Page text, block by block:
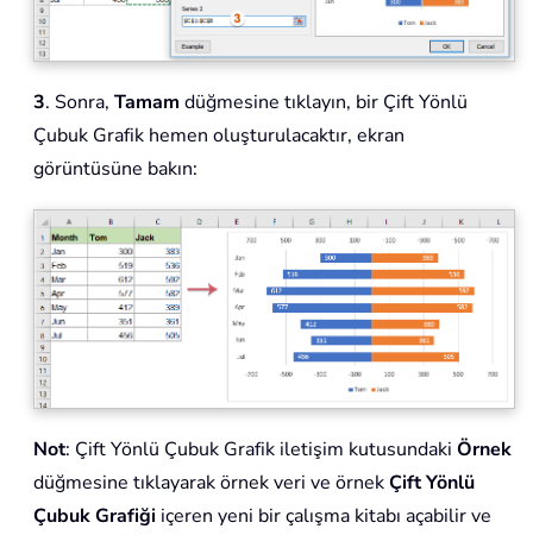
3. Sonra, Tamam düğmesine tıklayın, bir Çift Yönlü
Çubuk Grafik hemen oluşturulacaktır, ekran
görüntüsüne bakın:
Not: Çift Yönlü Çubuk Grafik iletişim kutusundaki Örnek
düğmesine tıklayarak örnek veri ve örnekÇift Yönlü
Çubuk Grafiği içeren yeni bir çalışma kitabı açabilir ve